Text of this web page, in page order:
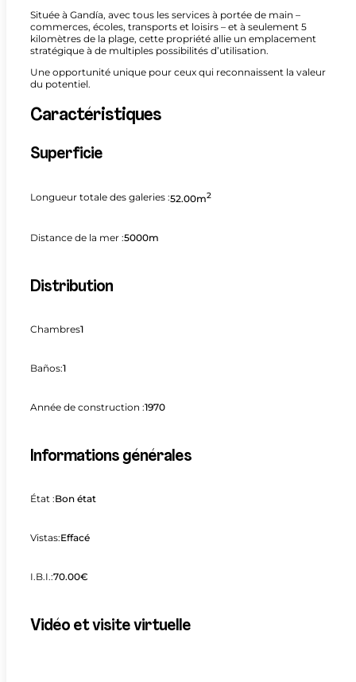
Située à Gandía, avec tous les services à portée de main –
commerces, écoles, transports et loisirs – et à seulement 5
kilomètres de la plage, cette propriété allie un emplacement
stratégique à de multiples possibilités d’utilisation.
Une opportunité unique pour ceux qui reconnaissent la valeur
du potentiel.
Caractéristiques
Superficie
Longueur totale des galeries :52.00m2
Distance de la mer :5000m
Distribution
Chambres1
Baños:1
Année de construction :1970
Informations générales
État :Bon état
Vistas:Effacé
I.B.I.:70.00€
Vidéo et visite virtuelle